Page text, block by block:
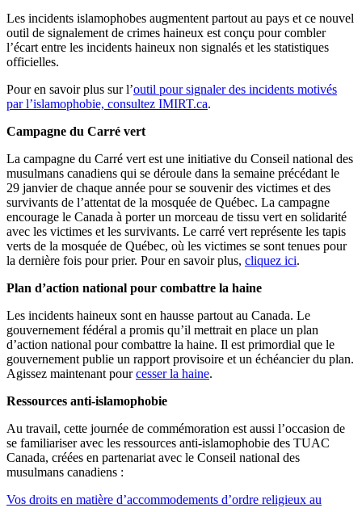
Les incidents islamophobes augmentent partout au pays et ce nouvel
outil de signalement de crimes haineux est conçu pour combler
l’écart entre les incidents haineux non signalés et les statistiques
officielles.
Pour en savoir plus sur l’outil pour signaler des incidents motivés
par l’islamophobie, consultez IMIRT.ca.
Campagne du Carré vert
La campagne du Carré vert est une initiative du Conseil national des
musulmans canadiens qui se déroule dans la semaine précédant le
29 janvier de chaque année pour se souvenir des victimes et des
survivants de l’attentat de la mosquée de Québec. La campagne
encourage le Canada à porter un morceau de tissu vert en solidarité
avec les victimes et les survivants. Le carré vert représente les tapis
verts de la mosquée de Québec, où les victimes se sont tenues pour
la dernière fois pour prier. Pour en savoir plus, cliquez ici.
Plan d’action national pour combattre la haine
Les incidents haineux sont en hausse partout au Canada. Le
gouvernement fédéral a promis qu’il mettrait en place un plan
d’action national pour combattre la haine. Il est primordial que le
gouvernement publie un rapport provisoire et un échéancier du plan.
Agissez maintenant pourcesser la haine.
Ressources anti-islamophobie
Au travail, cette journée de commémoration est aussi l’occasion de
se familiariser avec les ressources anti-islamophobie des TUAC
Canada, créées en partenariat avec le Conseil national des
musulmans canadiens :
Vos droits en matière d’accommodements d’ordre religieux au